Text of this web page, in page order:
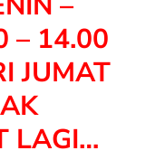
– 14.00
JUMAT
LAGI…